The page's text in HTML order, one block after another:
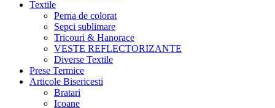
Textile
Perna de colorat
Sepci sublimare
Tricouri & Hanorace
VESTE REFLECTORIZANTE
Diverse Textile
Prese Termice
Articole Bisericesti
Bratari
Icoane